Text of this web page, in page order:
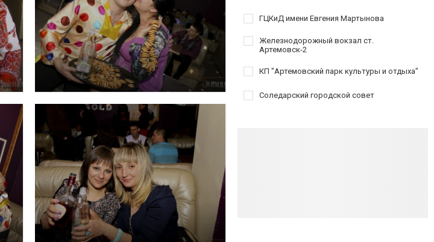
ГЦКиД имени Евгения Мартынова
Железнодорожный вокзал ст.
Артемовск-2
КП "Артемовский парк культуры и отдыха"
Соледарский городской совет